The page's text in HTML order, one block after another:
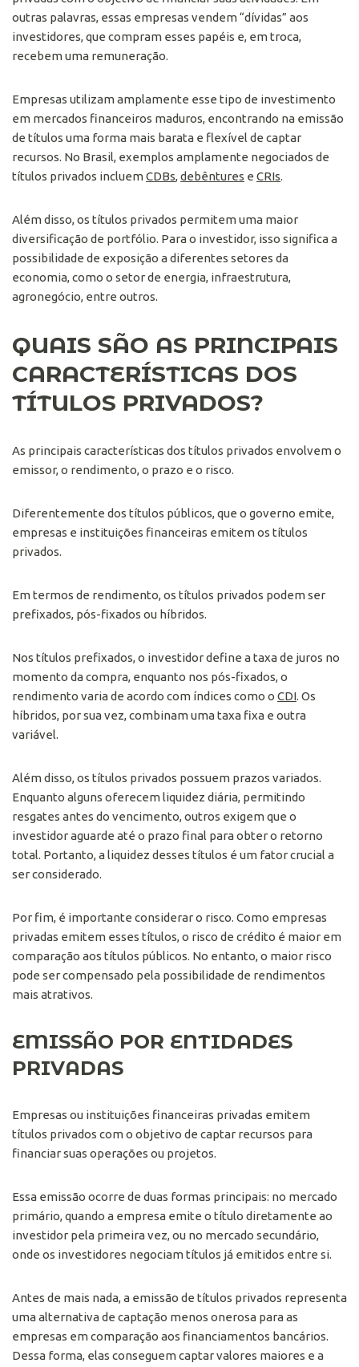
outras palavras, essas empresas vendem “dívidas” aos
investidores, que compram esses papéis e, em troca,
recebem uma remuneração.
Empresas utilizam amplamente esse tipo de investimento
em mercados financeiros maduros, encontrando na emissão
de títulos uma forma mais barata e flexível de captar
recursos. No Brasil, exemplos amplamente negociados de
títulos privados incluemCDBs,debêntures e CRIs.
Além disso, os títulos privados permitem uma maior
diversificação de portfólio. Para o investidor, isso significa a
possibilidade de exposição a diferentes setores da
economia, como o setor de energia, infraestrutura,
agronegócio, entre outros.
QUAIS SÃO AS PRINCIPAIS
CARACTERÍSTICAS DOS
TÍTULOS PRIVADOS?
As principais características dos títulos privados envolvem o
emissor, o rendimento, o prazo e o risco.
Diferentemente dos títulos públicos, que o governo emite,
empresas e instituições financeiras emitem os títulos
privados.
Em termos de rendimento, os títulos privados podem ser
prefixados, pós-fixados ou híbridos.
Nos títulos prefixados, o investidor define a taxa de juros no
momento da compra, enquanto nos pós-fixados, o
rendimento varia de acordo com índices como o CDI. Os
híbridos, por sua vez, combinam uma taxa fixa e outra
variável.
Além disso, os títulos privados possuem prazos variados.
Enquanto alguns oferecem liquidez diária, permitindo
resgates antes do vencimento, outros exigem que o
investidor aguarde até o prazo final para obter o retorno
total. Portanto, a liquidez desses títulos é um fator crucial a
ser considerado.
Por fim, é importante considerar o risco. Como empresas
privadas emitem esses títulos, o risco de crédito é maior em
comparação aos títulos públicos. No entanto, o maior risco
pode ser compensado pela possibilidade de rendimentos
mais atrativos.
EMISSÃO POR ENTIDADES
PRIVADAS
Empresas ou instituições financeiras privadas emitem
títulos privados com o objetivo de captar recursos para
financiar suas operações ou projetos.
Essa emissão ocorre de duas formas principais: no mercado
primário, quando a empresa emite o título diretamente ao
investidor pela primeira vez, ou no mercado secundário,
onde os investidores negociam títulos já emitidos entre si.
Antes de mais nada, a emissão de títulos privados representa
uma alternativa de captação menos onerosa para as
empresas em comparação aos financiamentos bancários.
Dessa forma, elas conseguem captar valores maiores e a